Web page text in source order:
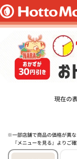
現在の
一部店舗で商品の価格が異
『メニューを見る』よりご